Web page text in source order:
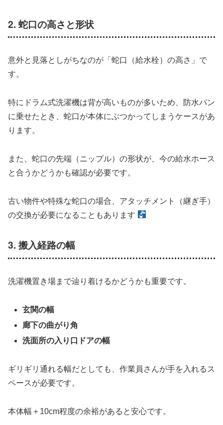
2. 蛇口の高さと形状
意外と見落としがちなのが「蛇口（給水栓）の高さ」で
す。
特にドラム式洗濯機は背が高いものが多いため、防水パン
に乗せたとき、蛇口が本体にぶつかってしまうケースがあ
ります。
また、蛇口の先端（ニップル）の形状が、今の給水ホース
と合うかどうかも確認が必要です。
古い物件や特殊な蛇口の場合、アタッチメント（継ぎ手）
の交換が必要になることもあります
3. 搬入経路の幅
洗濯機置き場まで辿り着けるかどうかも重要です。
玄関の幅
廊下の曲がり角
洗面所の入り口ドアの幅
ギリギリ通れる幅だとしても、作業員さんが手を入れるス
ペースが必要です。
本体幅＋10cm程度の余裕があると安心です。